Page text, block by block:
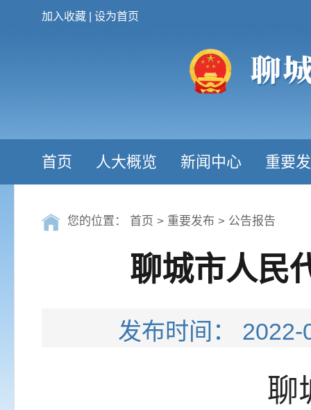
加入收藏 设为首页
首页 人大概览 新闻中心 重要
您的位置： 首页 > 重要发布 > 公告报告
聊城市人民
发布时间：
聊